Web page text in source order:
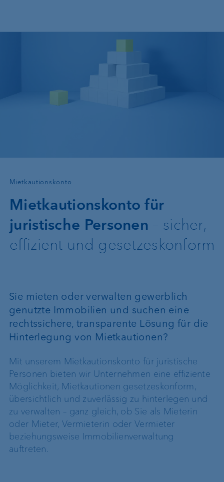
Mietkautionskonto
—
Mietkautionskonto für
juristische Personen – sicher,
effizient und gesetzeskonform
Sie mieten oder verwalten gewerblich
genutzte Immobilien und suchen eine
rechtssichere, transparente Lösung für die
Hinterlegung von Mietkautionen?
Mit unserem Mietkautionskonto für juristische
Personen bieten wir Unternehmen eine effiziente
Möglichkeit, Mietkautionen gesetzeskonform,
übersichtlich und zuverlässig zu hinterlegen und
zu verwalten – ganz gleich, ob Sie als Mieterin
oder Mieter, Vermieterin oder Vermieter
beziehungsweise Immobilienverwaltung
auftreten.